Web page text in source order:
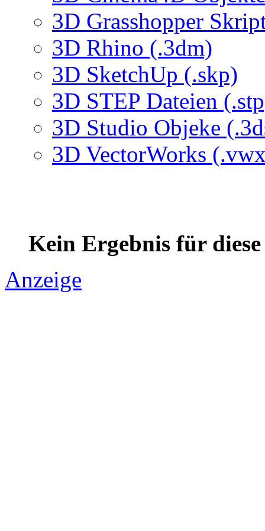
3D Grasshopper
3D Rhino (.3dm)
3D SketchUp (.skp)
3D STEP Dateien
3D Studio Objeke
3D VectorWorks
Kein Ergebnis für
Anzeige